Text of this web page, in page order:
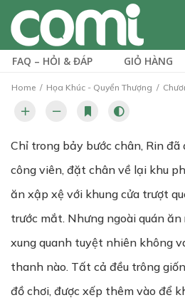
FAQ – HỎI & ĐÁP GIỎ HÀNG
Home Họa Khúc - Quyển Thượng
Chỉ trong bảy bước chân, Rin đã
công viên, đặt chân về lại khu
ăn xập xệ với khung cửa trượt
trước mắt. Nhưng ngoài quán
xung quanh tuyệt nhiên không
thanh nào. Tất cả đều trông
đồ chơi, được xếp thêm vào để